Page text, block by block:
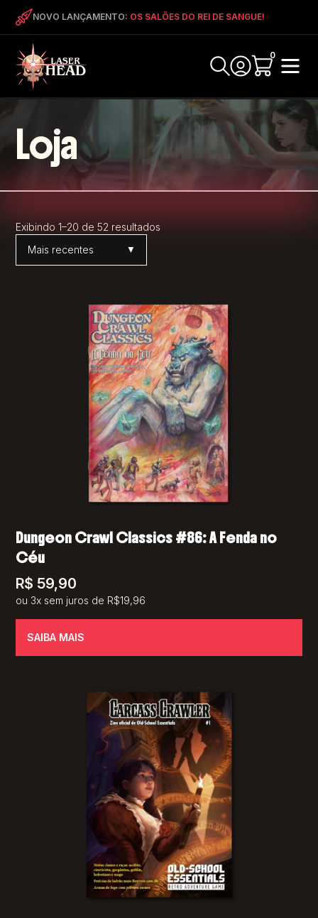
NOVO LANÇAMENTO: OS SALÕES DO REI DE SANGUE!
0
Loja
Exibindo 1–20 de 52 resultados
Ordenar por
Dungeon Crawl Classics #86: A Fenda no
Céu
R$ 59,90
ou 3x sem juros de R$19,96
SAIBA MAIS